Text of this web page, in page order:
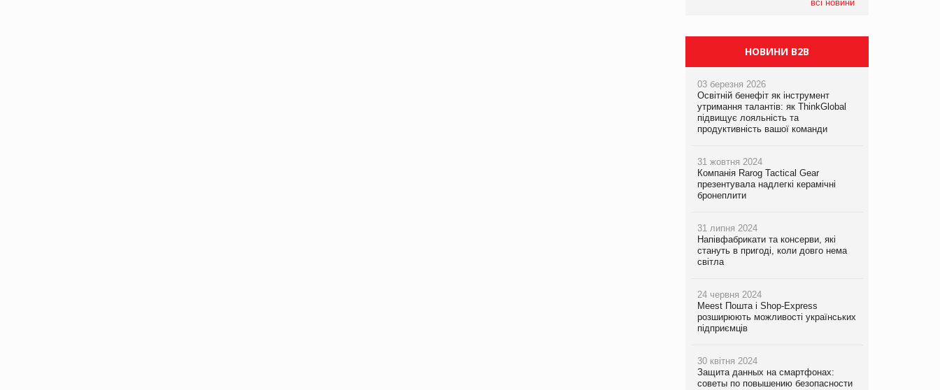
всі новини
НОВИНИ B2B
03 березня 2026
Освітній бенефіт як інструмент
утримання талантів: як ThinkGlobal
підвищує лояльність та
продуктивність вашої команди
31 жовтня 2024
Компанія Rarog Tactical Gear
презентувала надлегкі керамічні
бронеплити
31 липня 2024
Напівфабрикати та консерви, які
стануть в пригоді, коли довго нема
світла
24 червня 2024
Meest Пошта і Shop-Express
розширюють можливості українських
підприємців
30 квітня 2024
Защита данных на смартфонах:
советы по повышению безопасности